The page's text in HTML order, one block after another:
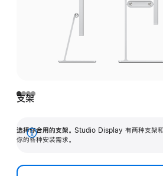
支架
选择你合用的支架。 Studio Display 有两种支架和
你的各种安装需求。
展